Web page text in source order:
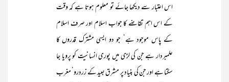
اس اعتبار سے دیکھا جائے تو معلوم ہوتا ہے کہ وقت
کے اس اہم تقاضے کا جواب اسلام اور صرف اسلام
کے پاس موجود ہے‘ جو دو ایسی مشترک قدروں کا
علمبردار ہے جن کی لڑی میں پوری انسانیت کو پرویا جا
سکتا ہے اور جن کی بنیاد پر مشرق بعید کے زردرو‘ مغرب